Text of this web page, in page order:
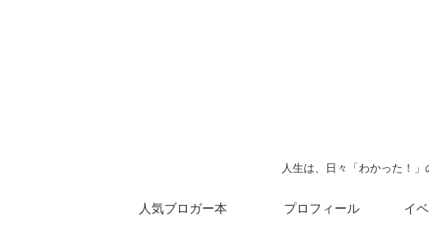
人生は、日々「わかった！
人気ブロガー本 プロフィール イ